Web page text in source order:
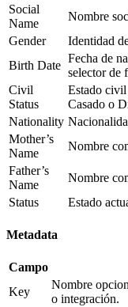
Social
Name
Nombre
Gender Identidad
Birth Date
Fecha de
selector de
Civil
Status
Estado
Casado o
Nationality
Mother’s
Name
Nombre
Father’s
Name
Nombre
Status Estado
Metadata
Campo
Key
Nombre
o integración.